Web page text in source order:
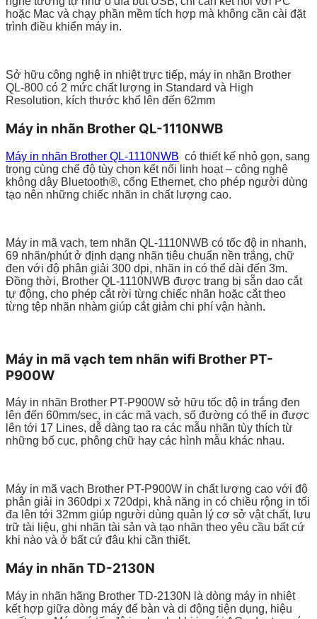
hoặc Mac và chạy phần mềm tích hợp mà không cần cài đặt
trình điều khiển máy in.
Sở hữu công nghệ in nhiệt trực tiếp, máy in nhãn Brother
QL-800 có 2 mức chất lượng in Standard và High
Resolution, kích thước khổ lên đến 62mm
Máy in nhãn Brother QL-1110NWB
Máy in nhãn Brother QL-1110NWB có thiết kế nhỏ gọn, sang
trọng cùng chế độ tùy chọn kết nối linh hoạt – công nghệ
không dây Bluetooth®, cổng Ethernet, cho phép người dùng
tạo nên những chiếc nhãn in chất lượng cao.
Máy in mã vạch, tem nhãn QL-1110NWB có tốc độ in nhanh,
69 nhãn/phút ở định dạng nhãn tiêu chuẩn nền trắng, chữ
đen với độ phân giải 300 dpi, nhãn in có thể dài đến 3m.
Đồng thời, Brother QL-1110NWB được trang bị sẵn dao cắt
tự động, cho phép cắt rời từng chiếc nhãn hoặc cắt theo
từng tệp nhãn nhàm giúp cắt giảm chi phí vận hành.
Máy in mã vạch tem nhãn wifi Brother PT-
P900W
Máy in nhãn Brother PT-P900W sở hữu tốc độ in trắng đen
lên đến 60mm/sec, in các mã vạch, số đường có thể in được
lên tới 17 Lines, dễ dàng tạo ra các mẫu nhãn tùy thích từ
những bố cục, phông chữ hay các hình mẫu khác nhau.
Máy in mã vạch Brother PT-P900W in chất lượng cao với độ
phân giải in 360dpi x 720dpi, khả năng in có chiều rộng in tối
đa lên tới 32mm giúp người dùng quản lý cơ sở vật chất, lưu
trữ tài liệu, ghi nhãn tài sản và tạo nhãn theo yêu cầu bất cứ
khi nào và ở bất cứ đâu khi cần thiết.
Máy in nhãn TD-2130N
Máy in nhãn hãng Brother TD-2130N là dòng máy in nhiệt
kết hợp giữa dòng máy để bàn và di động tiện dụng, hiệu